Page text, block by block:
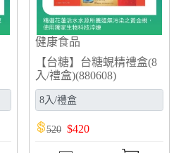
健康食品
【台糖】台糖蜆精禮盒(8
入/禮盒)(880608)
520 $420